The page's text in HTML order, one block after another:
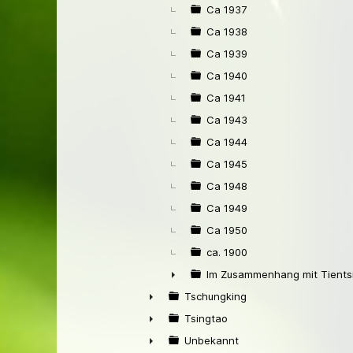
Ca 1937
Ca 1938
Ca 1939
Ca 1940
Ca 1941
Ca 1943
Ca 1944
Ca 1945
Ca 1948
Ca 1949
Ca 1950
ca. 1900
►
Im Zusammenhang mit
►
Tschungking
►
Tsingtao
Unbekannt